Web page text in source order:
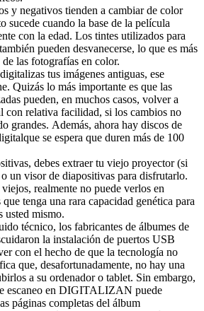
y negativos tienden a cambiar de color
sucede cuando la base de la película
con la edad. Los tintes utilizados para
pueden desvanecerse, lo que es más
las fotografías en color.
tus imágenes antiguas, ese
Quizás lo más importante es que las
pueden, en muchos casos, volver a
con relativa facilidad, si los cambios no
grandes. Además, ahora hay discos de
se espera que duren más de 100
debes extraer tu viejo proyector (si
un visor de diapositivas para disfrutarlo.
realmente no puede verlos en
tenga una rara capacidad genética para
usted mismo.
técnico, los fabricantes de álbumes de
la instalación de puertos USB
con el hecho de que la tecnología no
que, desafortunadamente, no hay una
a su ordenador o tablet. Sin embargo,
escaneo en DIGITALIZAN puede
páginas completas del álbum